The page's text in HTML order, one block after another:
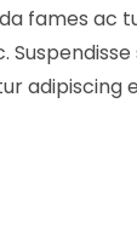
fames ac
adipiscing